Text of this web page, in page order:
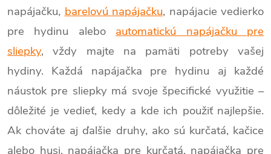
napájačku, barelovú napájačku, napájacie vedierko
pre hydinu alebo automatickú napájačku pre
sliepky, vždy majte na pamäti potreby vašej
hydiny. Každá napájačka pre hydinu aj každé
náustok pre sliepky má svoje špecifické využitie –
dôležité je vedieť, kedy a kde ich použiť najlepšie.
Ak chováte aj ďalšie druhy, ako sú kurčatá, kačice
alebo husi, napájačka pre kurčatá, napájačka pre